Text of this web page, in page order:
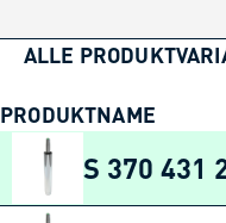
ALLE
PRODUKTNAME
S 370 431